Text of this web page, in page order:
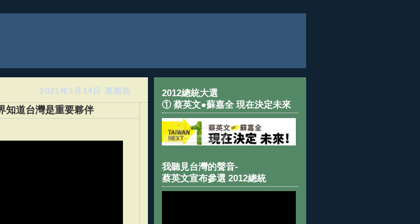
2021年1月14日 星期四
知道台灣是重要夥伴
2012總統大選
① 蔡英文●蘇嘉全 現在決定未來
我聽見台灣的聲音-
蔡英文宣布參選 2012總統